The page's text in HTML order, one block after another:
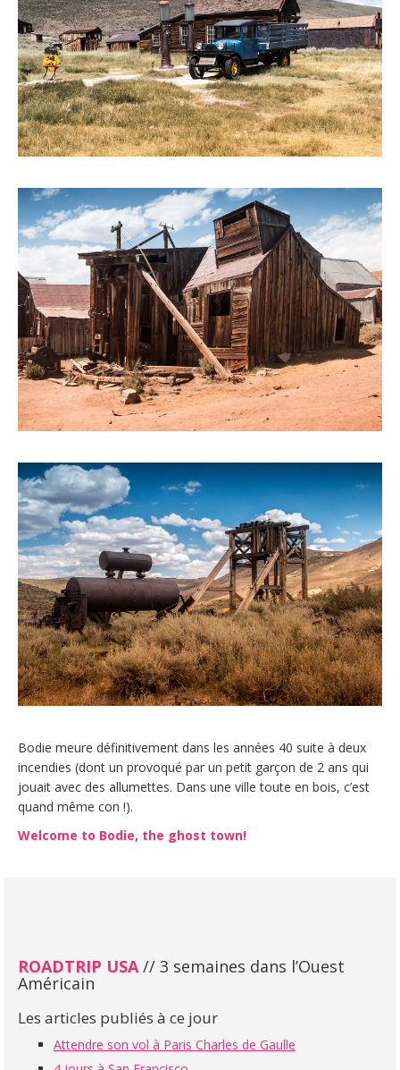
Bodie meure définitivement dans les années 40 suite à deux
incendies (dont un provoqué par un petit garçon de 2 ans qui
jouait avec des allumettes. Dans une ville toute en bois, c’est
quand même con !).
Welcome to Bodie, the ghost town!
ROADTRIP USA// 3 semaines dans l’Ouest
Américain
Les articles publiés à ce jour
Attendre son vol à Paris Charles de Gaulle